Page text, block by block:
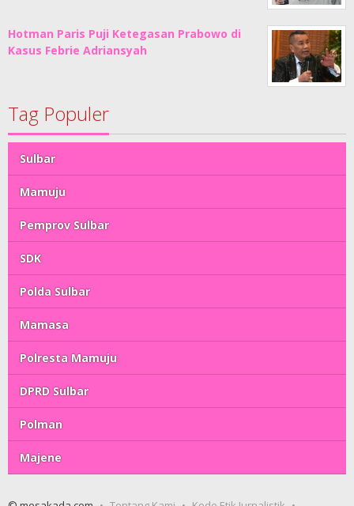
Hotman Paris Puji Ketegasan Prabowo di
Kasus Febrie Adriansyah
Tag Populer
Sulbar
Mamuju
Pemprov Sulbar
SDK
Polda Sulbar
Mamasa
Polresta Mamuju
DPRD Sulbar
Polman
Majene